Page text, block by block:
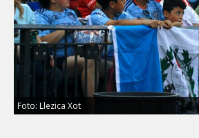
Foto: Llezica Xot